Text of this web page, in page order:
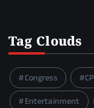
Tag Clouds
Congress
Entertainment